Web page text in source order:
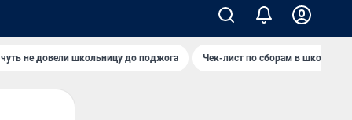
не довели школьницу до поджога Чек-лист по сборам в школу в